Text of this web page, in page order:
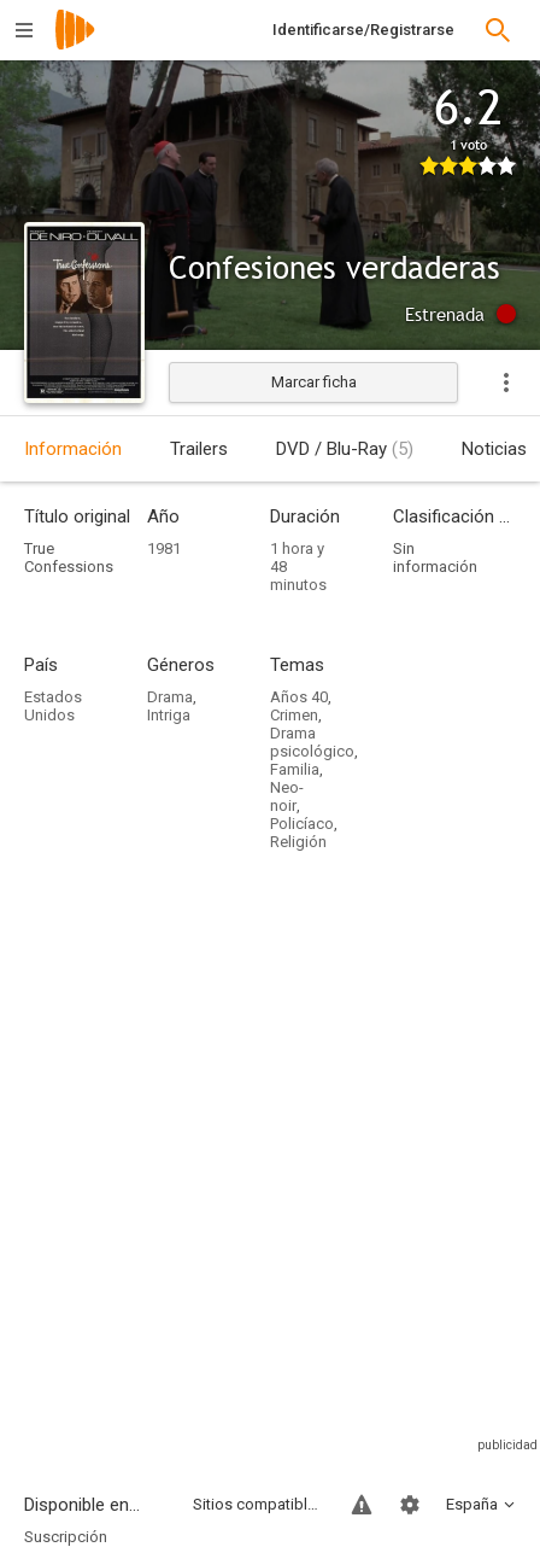
Identificarse/Registrarse
6.2
1 voto
Confesiones verdaderas
Estrenada
Marcar ficha
Información Trailers DVD / Blu-Ray (5) Noticias
Título original
True
Confessions
Año
1981
Duración
1 hora y
48
minutos
Clasificación por edades
Sin
información
País
Estados
Unidos
Géneros
Drama,
Intriga
Temas
Años 40,
Crimen,
Drama
psicológico,
Familia,
Neo-
noir,
Policíaco,
Religión
Disponible en... España
Sitios compatibles
Suscripción